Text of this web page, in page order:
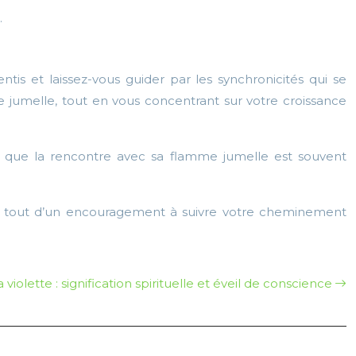
et laissez-vous guider par les synchronicités qui se
tout en vous concentrant sur votre croissance
la rencontre avec sa flamme jumelle est souvent
d’un encouragement à suivre votre cheminement
violette : signification spirituelle et éveil de conscience